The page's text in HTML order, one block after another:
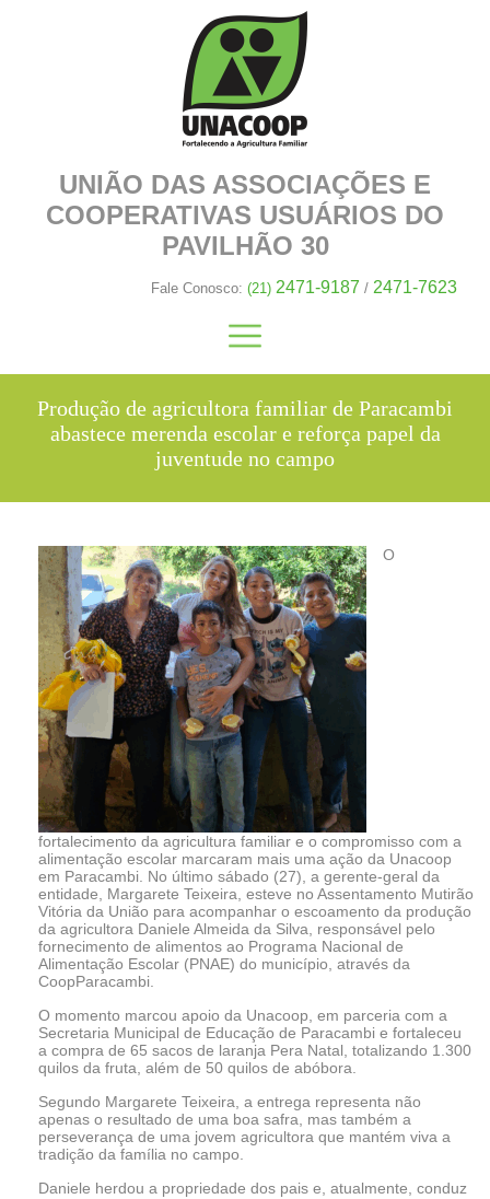
UNIÃO DAS ASSOCIAÇÕES E
COOPERATIVAS USUÁRIOS DO
PAVILHÃO 30
Fale Conosco: (21) 2471-9187 / 2471-7623
Produção de agricultora familiar de Paracambi
abastece merenda escolar e reforça papel da
juventude no campo
O
fortalecimento da agricultura familiar e o compromisso com a
alimentação escolar marcaram mais uma ação da Unacoop
em Paracambi. No último sábado (27), a gerente-geral da
entidade, Margarete Teixeira, esteve no Assentamento Mutirão
Vitória da União para acompanhar o escoamento da produção
da agricultora Daniele Almeida da Silva, responsável pelo
fornecimento de alimentos ao Programa Nacional de
Alimentação Escolar (PNAE) do município, através da
CoopParacambi.
O momento marcou apoio da Unacoop, em parceria com a
Secretaria Municipal de Educação de Paracambi e fortaleceu
a compra de 65 sacos de laranja Pera Natal, totalizando 1.300
quilos da fruta, além de 50 quilos de abóbora.
Segundo Margarete Teixeira, a entrega representa não
apenas o resultado de uma boa safra, mas também a
perseverança de uma jovem agricultora que mantém viva a
tradição da família no campo.
Daniele herdou a propriedade dos pais e, atualmente, conduz